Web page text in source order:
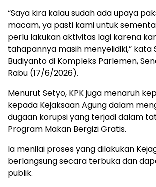
“Saya kira kalau sudah ada upaya
macam, ya pasti kami untuk
perlu lakukan aktivitas lagi karena
tahapannya masih menyelidiki,” kata
Budiyanto di Kompleks Parlemen,
Rabu (17/6/2026).
Menurut Setyo, KPK juga menaruh
kepada Kejaksaan Agung dalam
dugaan korupsi yang terjadi dalam
Program Makan Bergizi Gratis.
Ia menilai proses yang dilakukan
berlangsung secara terbuka dan
publik.